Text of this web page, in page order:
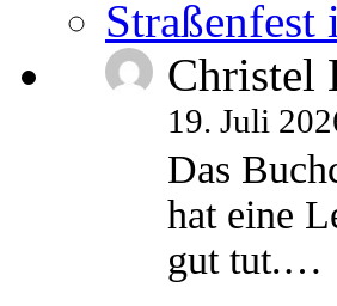
Straßenfest
Christel
19. Juli
Das
hat eine
gut tut.…